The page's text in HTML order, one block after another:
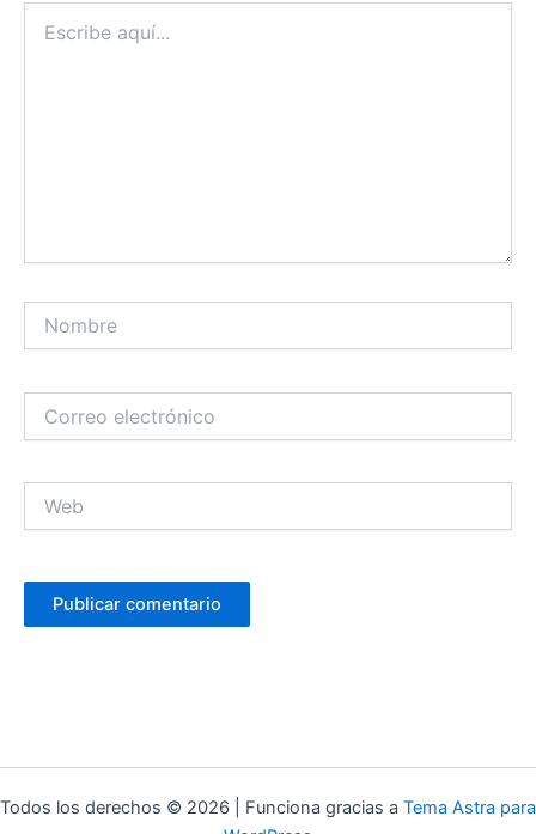
aquí...
electrónico
Todos los derechos © 2026 | Funciona gracias a Tema Astra para